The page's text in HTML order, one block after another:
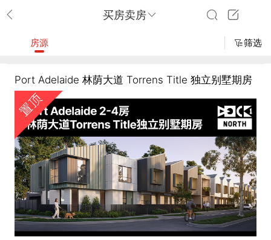
买房卖房
房源 筛选
Port Adelaide 林荫大道 Torrens Title 独立别墅期房